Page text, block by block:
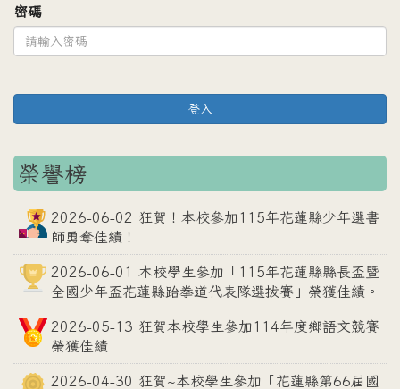
密碼
登入
榮譽榜
2026-06-02 狂賀！本校參加115年花蓮縣少年選書
師勇奪佳績！
2026-06-01 本校學生參加「115年花蓮縣縣長盃暨
全國少年盃花蓮縣跆拳道代表隊選拔賽」榮獲佳績。
2026-05-13 狂賀本校學生參加114年度鄉語文競賽
榮獲佳績
2026-04-30 狂賀~本校學生參加「花蓮縣第66屆國